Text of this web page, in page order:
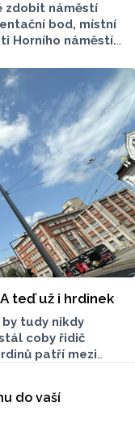
zdobit náměstí
bod, místní
Horního náměstí.
teď už i hrdinek
tudy nikdy
coby řidič
patří mezi
do vaší